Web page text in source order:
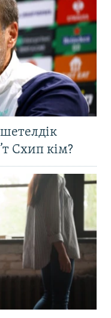
Схип кім?